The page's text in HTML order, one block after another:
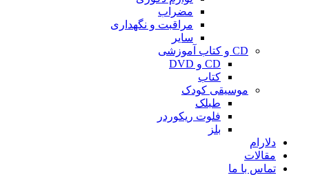
مضراب
مراقبت و نگهداری
سایر
CD و کتاب آموزشی
CD و DVD
کتاب
موسیقی کودک
طبلک
فلوت ریکوردر
بلز
دلارام
مقالات
تماس با ما